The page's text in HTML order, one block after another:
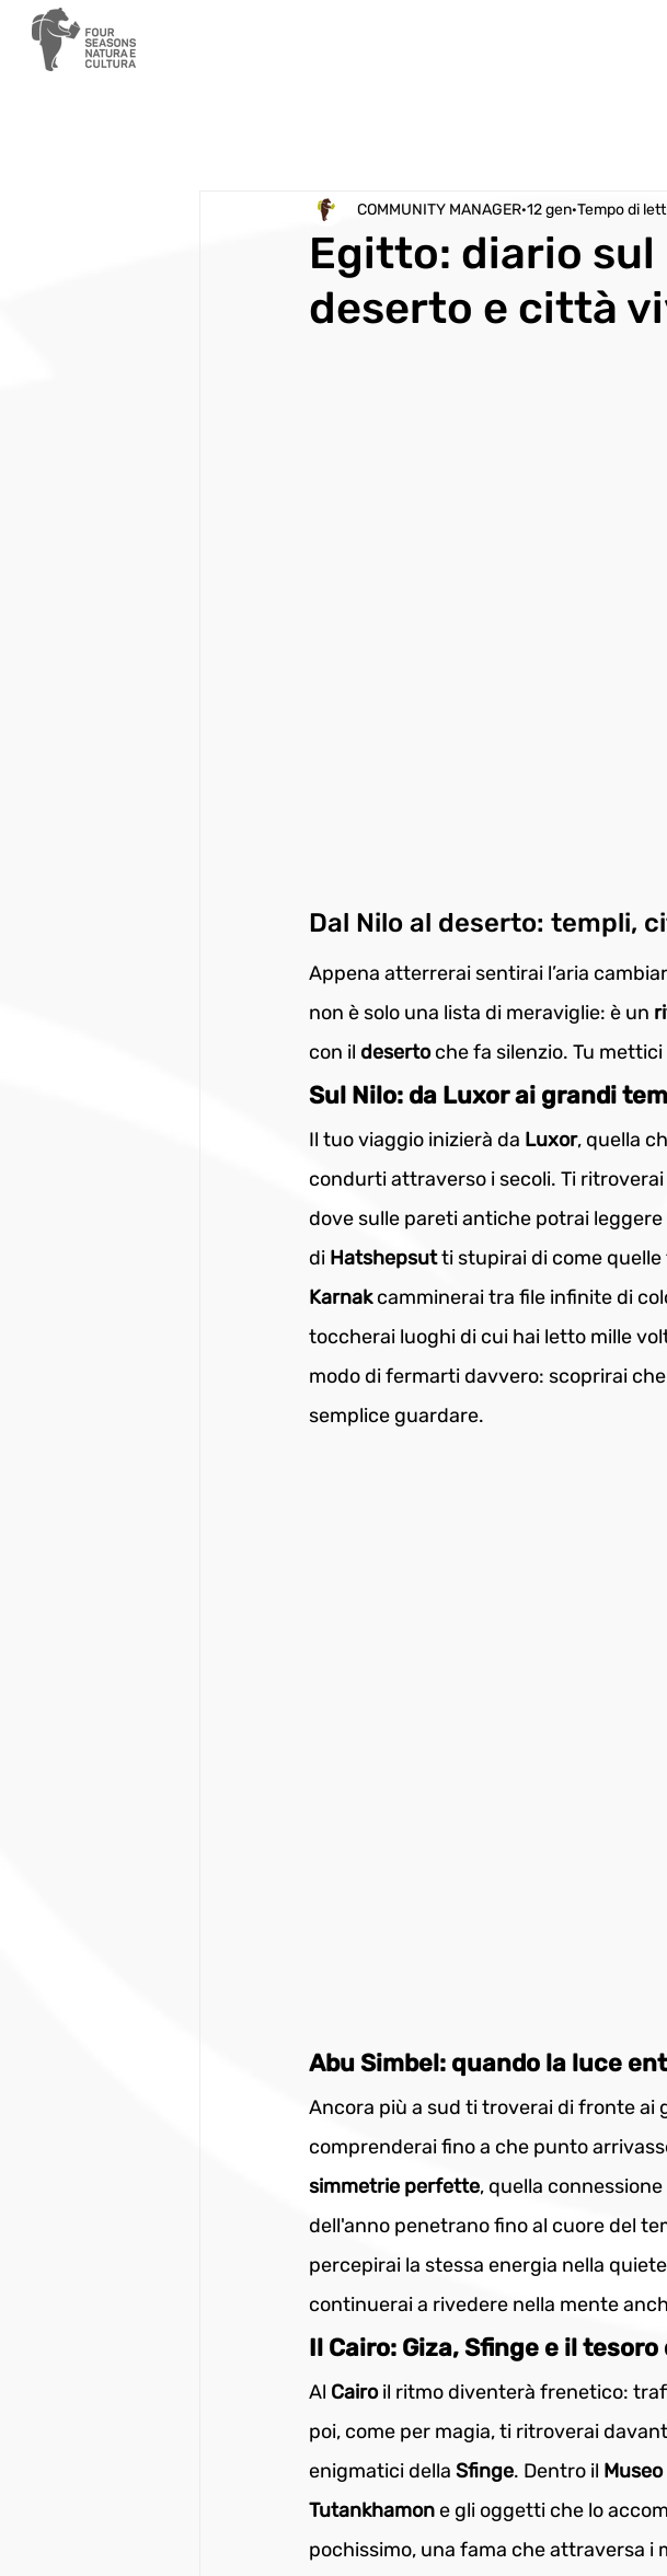
Egitto: diario
deserto e città
COMMUNITY MANAGER 12 gen Tempo di
Dal Nilo al deserto: templi,
Appena atterrerai sentirai l’aria
non è solo una lista di meraviglie: è un
con il deserto che fa silenzio. Tu
Sul Nilo: da Luxor ai grandi
Il tuo viaggio inizierà da Luxor, quella
condurti attraverso i secoli. Ti ritroverai
dove sulle pareti antiche potrai
di Hatshepsut ti stupirai di come
Karnak camminerai tra file infinite di
toccherai luoghi di cui hai letto mille
modo di fermarti davvero: scoprirai
semplice guardare.
Abu Simbel: quando la luce
Ancora più a sud ti troverai di fronte ai
comprenderai fino a che punto
simmetrie perfette, quella
dell'anno penetrano fino al cuore del
percepirai la stessa energia nella
continuerai a rivedere nella mente
Il Cairo: Giza, Sfinge e il
Al Cairo il ritmo diventerà frenetico:
poi, come per magia, ti ritroverai
enigmatici della Sfinge. Dentro il
Tutankhamon e gli oggetti che lo
pochissimo, una fama che attraversa i